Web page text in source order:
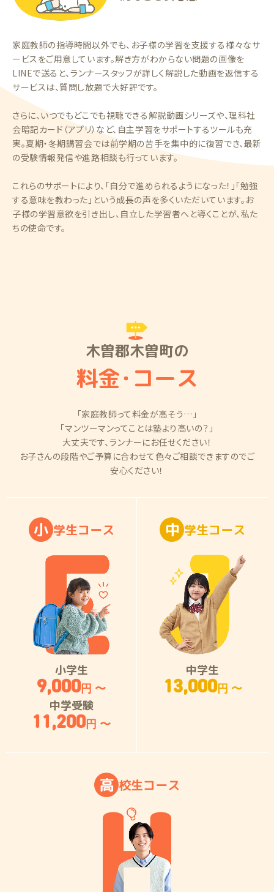
家庭教師の指導時間以外でも、お子様の学習を支援する様々なサ
ービスをご用意しています。解き方がわからない問題の画像を
LINEで送ると、ランナースタッフが詳しく解説した動画を返信する
サービスは、質問し放題で大好評です。
さらに、いつでもどこでも視聴できる解説動画シリーズや、理科社
会暗記カード（アプリ）など、自主学習をサポートするツールも充
実。夏期・冬期講習会では前学期の苦手を集中的に復習でき、最新
の受験情報発信や進路相談も行っています。
これらのサポートにより、「自分で進められるようになった！」「勉強
する意味を教わった」という成長の声を多くいただいています。お
子様の学習意欲を引き出し、自立した学習者へと導くことが、私た
ちの使命です。
木曽郡木曽町の
料金・コース
「家庭教師って料金が高そう…」
「マンツーマンってことは塾より高いの？」
大丈夫です、ランナーにお任せください！
お子さんの段階やご予算に合わせて色々ご相談できますのでご
安心ください！
小 学生コース
小学生
9,000円 〜
中学受験
11,200円 〜
中 学生コース
中学生
13,000円 〜
高 校生コース